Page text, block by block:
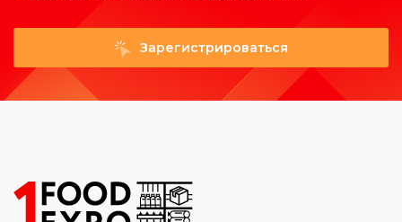
Зарегистрироваться